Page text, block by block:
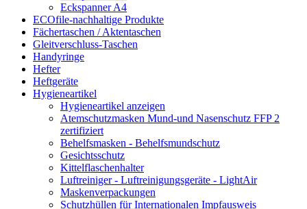
Eckspanner A4
ECOfile-nachhaltige Produkte
Fächertaschen / Aktentaschen
Gleitverschluss-Taschen
Handyringe
Hefter
Heftgeräte
Hygieneartikel
Hygieneartikel anzeigen
Atemschutzmasken Mund-und Nasenschutz FFP 2
zertifiziert
Behelfsmasken - Behelfsmundschutz
Gesichtsschutz
Kittelflaschenhalter
Luftreiniger - Luftreinigungsgeräte - LightAir
Maskenverpackungen
Schutzhüllen für Internationalen Impfausweis